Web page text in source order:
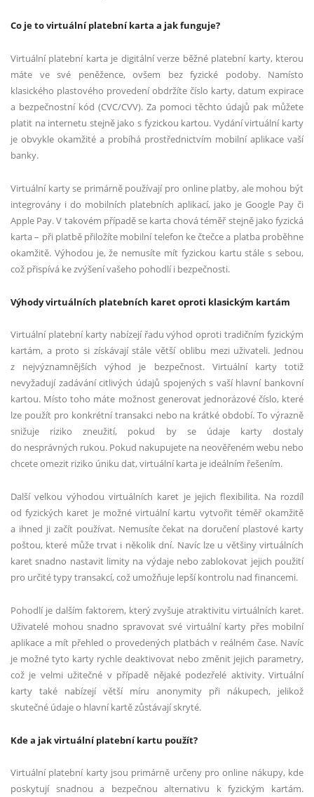
Co je to virtuální platební karta a jak funguje?
Virtuální platební karta je digitální verze běžné platební karty, kterou
máte ve své peněžence, ovšem bez fyzické podoby. Namísto
klasického plastového provedení obdržíte číslo karty, datum expirace
a bezpečnostní kód (CVC/CVV). Za pomoci těchto údajů pak můžete
platit na internetu stejně jako s fyzickou kartou. Vydání virtuální karty
je obvykle okamžité a probíhá prostřednictvím mobilní aplikace vaší
banky.
Virtuální karty se primárně používají pro online platby, ale mohou být
integrovány i do mobilních platebních aplikací, jako je Google Pay či
Apple Pay. V takovém případě se karta chová téměř stejně jako fyzická
karta – při platbě přiložíte mobilní telefon ke čtečce a platba proběhne
okamžitě. Výhodou je, že nemusíte mít fyzickou kartu stále s sebou,
což přispívá ke zvýšení vašeho pohodlí i bezpečnosti.
Výhody virtuálních platebních karet oproti klasickým kartám
Virtuální platební karty nabízejí řadu výhod oproti tradičním fyzickým
kartám, a proto si získávají stále větší oblibu mezi uživateli. Jednou
z nejvýznamnějších výhod je bezpečnost. Virtuální karty totiž
nevyžadují zadávání citlivých údajů spojených s vaší hlavní bankovní
kartou. Místo toho máte možnost generovat jednorázové číslo, které
lze použít pro konkrétní transakci nebo na krátké období. To výrazně
snižuje riziko zneužití, pokud by se údaje karty dostaly
do nesprávných rukou. Pokud nakupujete na neověřeném webu nebo
chcete omezit riziko úniku dat, virtuální karta je ideálním řešením.
Další velkou výhodou virtuálních karet je jejich flexibilita. Na rozdíl
od fyzických karet je možné virtuální kartu vytvořit téměř okamžitě
a ihned ji začít používat. Nemusíte čekat na doručení plastové karty
poštou, které může trvat i několik dní. Navíc lze u většiny virtuálních
karet snadno nastavit limity na výdaje nebo zablokovat jejich použití
pro určité typy transakcí, což umožňuje lepší kontrolu nad financemi.
Pohodlí je dalším faktorem, který zvyšuje atraktivitu virtuálních karet.
Uživatelé mohou snadno spravovat své virtuální karty přes mobilní
aplikace a mít přehled o provedených platbách v reálném čase. Navíc
je možné tyto karty rychle deaktivovat nebo změnit jejich parametry,
což je velmi užitečné v případě nějaké podezřelé aktivity. Virtuální
karty také nabízejí větší míru anonymity při nákupech, jelikož
skutečné údaje o hlavní kartě zůstávají skryté.
Kde a jak virtuální platební kartu použít?
Virtuální platební karty jsou primárně určeny pro online nákupy, kde
poskytují snadnou a bezpečnou alternativu k fyzickým kartám.